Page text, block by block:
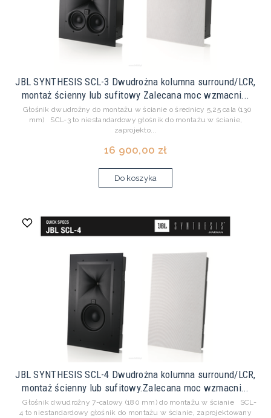
JBL SYNTHESIS SCL-3 Dwudrożna kolumna surround/LCR,
montaż ścienny lub sufitowy Zalecana moc wzmacni...
Głośnik dwudrożny do montażu w ścianie o średnicy 5,25 cala (130
mm) SCL-3 to niestandardowy głośnik do montażu w ścianie,
zaprojekto...
16 900,00 zł
Do koszyka
JBL SYNTHESIS SCL-4 Dwudrożna kolumna surround/LCR,
montaż ścienny lub sufitowy.Zalecana moc wzmacni...
Głośnik dwudrożny 7-calowy (180 mm) do montażu w ścianie SCL-
4 to niestandardowy głośnik do montażu w ścianie, zaprojektowany